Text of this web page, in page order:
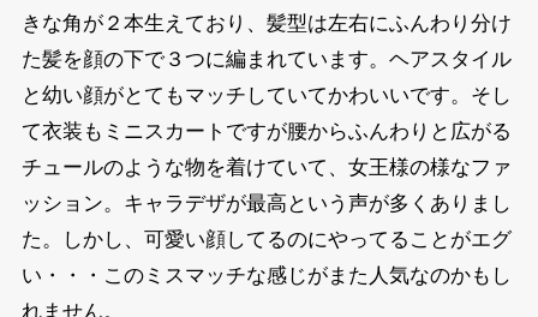
きな角が２本生えており、髪型は左右にふんわり分け
た髪を顔の下で３つに編まれています。ヘアスタイル
と幼い顔がとてもマッチしていてかわいいです。そし
て衣装もミニスカートですが腰からふんわりと広がる
チュールのような物を着けていて、女王様の様なファ
ッション。キャラデザが最高という声が多くありまし
た。しかし、可愛い顔してるのにやってることがエグ
い・・・このミスマッチな感じがまた人気なのかもし
れません。